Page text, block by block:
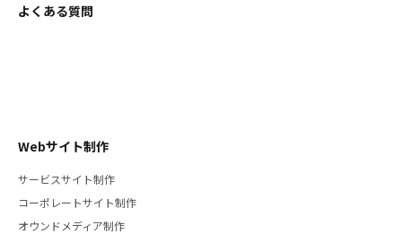
よくある質問
Webサイト制作
サービスサイト制作
コーポレートサイト制作
オウンドメディア制作